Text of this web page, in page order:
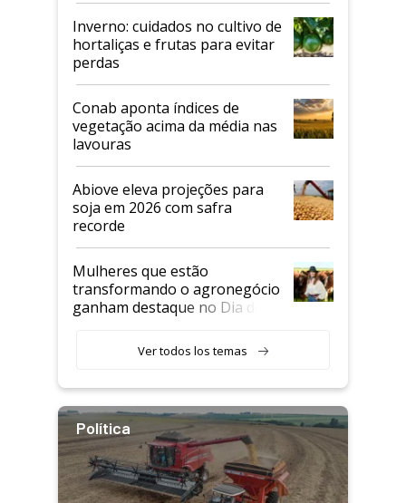
Inverno: cuidados no cultivo de
hortaliças e frutas para evitar
perdas
Conab aponta índices de
vegetação acima da média nas
lavouras
Abiove eleva projeções para
soja em 2026 com safra
recorde
Mulheres que estão
transformando o agronegócio
ganham destaque no Dia do
Ver todos los temas
Política